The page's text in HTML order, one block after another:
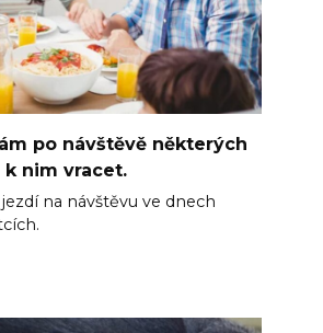
po návštěvě některých
nim vracet.
na návštěvu ve dnech